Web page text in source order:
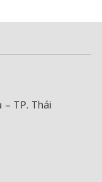
– TP. Thái